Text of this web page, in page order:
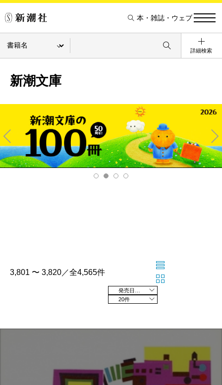
本・雑誌・ウェブ
詳細検索
新潮文庫
Pre
v
Ne
xt
3,801 〜 3,820／全4,565件
20件